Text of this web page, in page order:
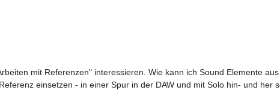
mit Referenzen" interessieren. Wie kann ich Sound Elemente
einsetzen - in einer Spur in der DAW und mit Solo hin- und her